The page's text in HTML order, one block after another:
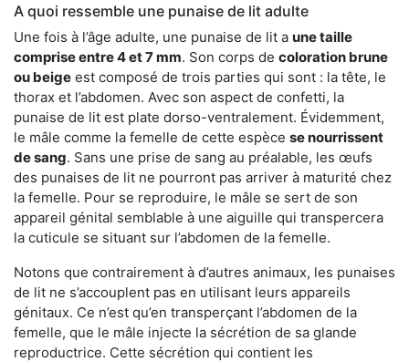
A quoi ressemble une punaise de lit adulte
Une fois à l’âge adulte, une punaise de lit a une taille
comprise entre 4 et 7 mm. Son corps de coloration brune
ou beige est composé de trois parties qui sont : la tête, le
thorax et l’abdomen. Avec son aspect de confetti, la
punaise de lit est plate dorso-ventralement. Évidemment,
le mâle comme la femelle de cette espèce se nourrissent
de sang. Sans une prise de sang au préalable, les œufs
des punaises de lit ne pourront pas arriver à maturité chez
la femelle. Pour se reproduire, le mâle se sert de son
appareil génital semblable à une aiguille qui transpercera
la cuticule se situant sur l’abdomen de la femelle.
Notons que contrairement à d’autres animaux, les punaises
de lit ne s’accouplent pas en utilisant leurs appareils
génitaux. Ce n’est qu’en transperçant l’abdomen de la
femelle, que le mâle injecte la sécrétion de sa glande
reproductrice. Cette sécrétion qui contient les